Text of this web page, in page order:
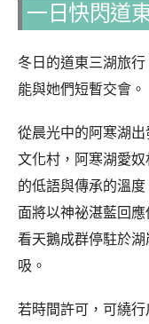
一日快閃道
冬日的道東三湖旅
能與她們短暫交會。
從晨光中的阿寒湖
文化村，阿寒湖愛
的低語與傳承的溫
面將以神祕湛藍回
看天鵝成群停駐於
吸。
若時間許可，可繞